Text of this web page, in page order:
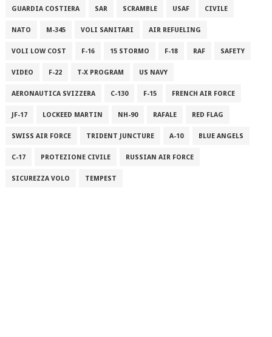
GUARDIA COSTIERA SAR SCRAMBLE USAF CIVILE
NATO M-345 VOLI SANITARI AIR REFUELING
VOLI LOW COST F-16 15 STORMO F-18 RAF SAFETY
VIDEO F-22 T-X PROGRAM US NAVY
AERONAUTICA SVIZZERA C-130 F-15 FRENCH AIR FORCE
JF-17 LOCKEED MARTIN NH-90 RAFALE RED FLAG
SWISS AIR FORCE TRIDENT JUNCTURE A-10 BLUE ANGELS
C-17 PROTEZIONE CIVILE RUSSIAN AIR FORCE
SICUREZZA VOLO TEMPEST